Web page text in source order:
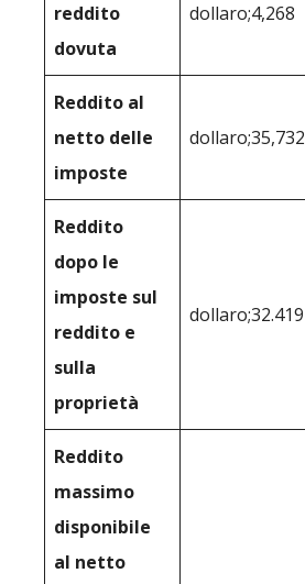
reddito
dovuta
dollaro;4,268
Reddito al
netto delle
imposte
dollaro;35,732
Reddito
dopo le
imposte sul
reddito e
sulla
proprietà
dollaro;32.419
Reddito
massimo
disponibile
al netto